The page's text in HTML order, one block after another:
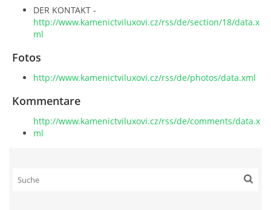
DER KONTAKT -
http://www.kamenictviluxovi.cz/rss/de/section/18/data.x
ml
Fotos
http://www.kamenictviluxovi.cz/rss/de/photos/data.xml
Kommentare
http://www.kamenictviluxovi.cz/rss/de/comments/data.x
ml